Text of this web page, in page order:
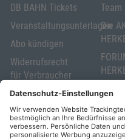
DB BAHN Tickets
Veranstaltungsunterlagen
Abo kündigen
Widerrufsrecht
für Verbraucher
Elektronischer
Geschäftsverkehr
Barrierefreiheit
Team
Die